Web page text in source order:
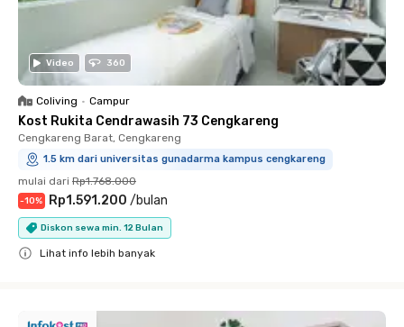
Video 360
Coliving • Campur
Kost Rukita Cendrawasih 73 Cengkareng
Cengkareng Barat, Cengkareng
1.5 km dari universitas gunadarma kampus cengkareng
mulai dari Rp1.768.000
-10% Rp1.591.200 /bulan
Diskon sewa min. 12 Bulan
Lihat info lebih banyak